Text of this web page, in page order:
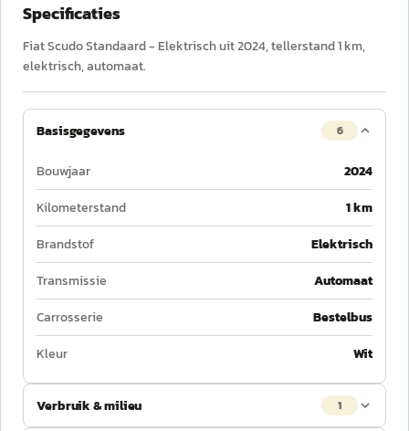
Specificaties
Fiat Scudo Standaard - Elektrisch uit 2024, tellerstand 1 km,
elektrisch, automaat.
Basisgegevens 6
Bouwjaar
2024
Kilometerstand
1 km
Brandstof
Elektrisch
Transmissie
Automaat
Carrosserie
Bestelbus
Kleur
Wit
Verbruik & milieu 1